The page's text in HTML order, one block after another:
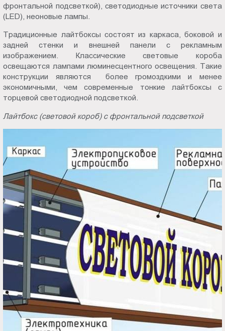
фронтальной подсветкой), светодиодные источники света
(LED), неоновые лампы.
Традиционные лайтбоксы состоят из каркаса, боковой и
задней стенки и внешней панели с рекламным
изображением. Классические световые короба
освещаются лампами люминесцентного освещения. Такие
конструкции являются более громоздкими и менее
экономичными, чем современные тонкие лайтбоксы с
торцевой светодиодной подсветкой.
Лайтбокс (световой короб) с фронтальной подсветкой